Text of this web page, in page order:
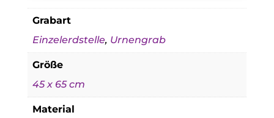
Grabart
Einzelerdstelle, Urnengrab
Größe
45 x 65 cm
Material